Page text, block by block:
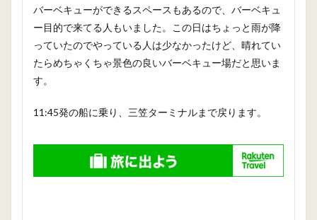
バーベキューができるスペースもあるので、バーベキュ
ー目的で来てる人もいました。この日はちょっと雨が降
っていたのでやっている人は少なかったけど、晴れてい
たらめちゃくちゃ景色の良いバーベキュー場だと思いま
す。
11:45発の船に乗り、三笠ターミナルまで戻ります。